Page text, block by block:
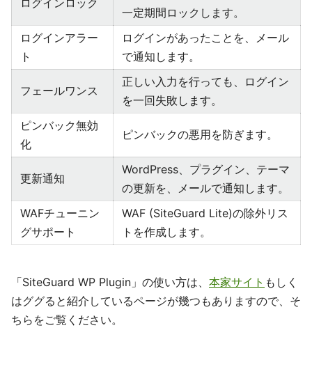
ログインロック
一定期間ロックします。
ログインアラー
ト
ログインがあったことを、メール
で通知します。
フェールワンス
正しい入力を行っても、ログイン
を一回失敗します。
ピンバック無効
化
ピンバックの悪用を防ぎます。
更新通知
WordPress、プラグイン、テーマ
の更新を、メールで通知します。
WAFチューニン
グサポート
WAF (SiteGuard Lite)の除外リス
トを作成します。
「SiteGuard WP Plugin」の使い方は、 本家サイト もしく
はググると紹介しているページが幾つもありますので、そ
ちらをご覧ください。